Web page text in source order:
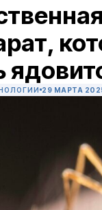
29 МАРТА